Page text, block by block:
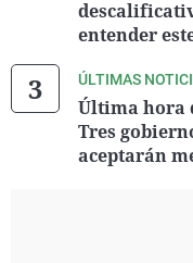
entender
ÚLTIMAS
Última hora
Tres
aceptarán